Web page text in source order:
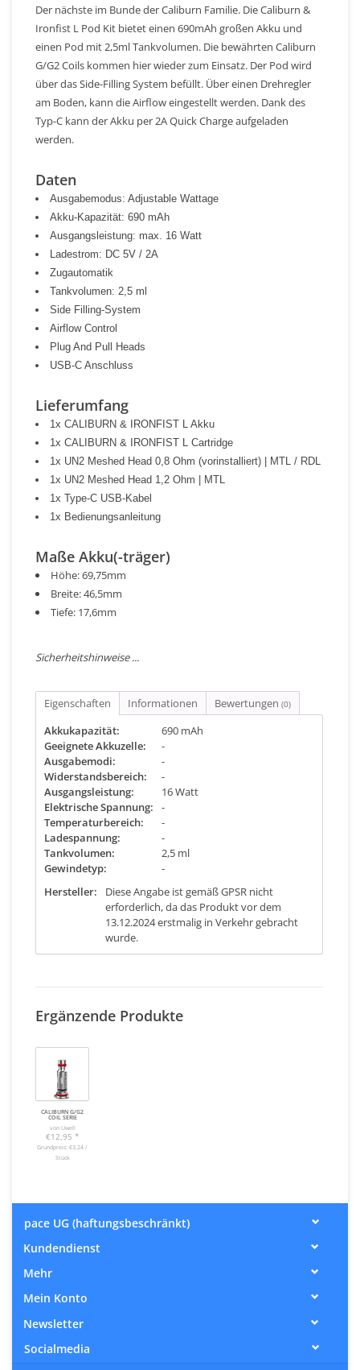
Der nächste im Bunde der Caliburn Familie. Die Caliburn &
Ironfist L Pod Kit bietet einen 690mAh großen Akku und
einen Pod mit 2,5ml Tankvolumen. Die bewährten Caliburn
G/G2 Coils kommen hier wieder zum Einsatz. Der Pod wird
über das Side-Filling System befüllt. Über einen Drehregler
am Boden, kann die Airflow eingestellt werden. Dank des
Typ-C kann der Akku per 2A Quick Charge aufgeladen
werden.
Daten
Ausgabemodus: Adjustable Wattage
Akku-Kapazität: 690 mAh
Ausgangsleistung: max. 16 Watt
Ladestrom: DC 5V / 2A
Zugautomatik
Tankvolumen: 2,5 ml
Side Filling-System
Airflow Control
Plug And Pull Heads
USB-C Anschluss
Lieferumfang
1x CALIBURN & IRONFIST L Akku
1x CALIBURN & IRONFIST L Cartridge
1x UN2 Meshed Head 0,8 Ohm (vorinstalliert) | MTL / RDL
1x UN2 Meshed Head 1,2 Ohm | MTL
1x Type-C USB-Kabel
1x Bedienungsanleitung
Maße Akku(-träger)
Höhe: 69,75mm
Breite: 46,5mm
Tiefe: 17,6mm
Sicherheitshinweise ...
Eigenschaften Informationen Bewertungen (0)
Akkukapazität:
690 mAh
Geeignete Akkuzelle:
-
Ausgabemodi:
-
Widerstandsbereich:
-
Ausgangsleistung:
16 Watt
Elektrische Spannung:
-
Temperaturbereich:
-
Ladespannung:
-
Tankvolumen:
2,5 ml
Gewindetyp:
-
Hersteller:
Diese Angabe ist gemäß GPSR nicht
erforderlich, da das Produkt vor dem
13.12.2024 erstmalig in Verkehr gebracht
wurde.
Ergänzende Produkte
CALIBURN G/G2
COIL SERIE
von Uwell
€12,95 *
Grundpreis: €3,24 /
Stück
pace UG (haftungsbeschränkt)
Kundendienst
Mehr
Mein Konto
Newsletter
Socialmedia